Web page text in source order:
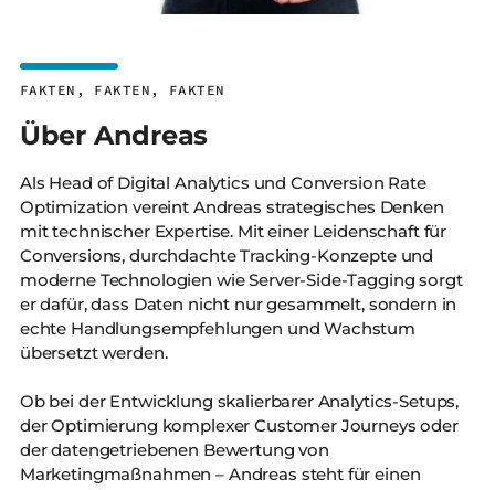
FAKTEN, FAKTEN, FAKTEN
Über Andreas
Als Head of Digital Analytics und Conversion Rate
Optimization vereint Andreas strategisches Denken
mit technischer Expertise. Mit einer Leidenschaft für
Conversions, durchdachte Tracking-Konzepte und
moderne Technologien wie Server-Side-Tagging sorgt
er dafür, dass Daten nicht nur gesammelt, sondern in
echte Handlungsempfehlungen und Wachstum
übersetzt werden.
Ob bei der Entwicklung skalierbarer Analytics-Setups,
der Optimierung komplexer Customer Journeys oder
der datengetriebenen Bewertung von
Marketingmaßnahmen – Andreas steht für einen